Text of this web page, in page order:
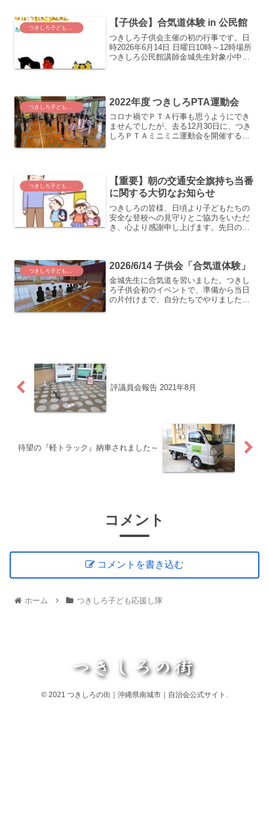
つきしろ子ども応援し隊 【子供会】合気道体験 in 公民館
つきしろ子供会主催の初の行事です。日
時2026年6月14日 日曜日10時～12時場所
つきしろ公民館講師金城先生対象小中学
2022年度 つきしろPTA運動会
コロナ禍でＰＴＡ行事も思うようにでき
ませんでしたが、去る12月30日に、つき
しろＰＴＡミニミニ運動会を開催するこ
の定番、玉入れ・パン...
つきしろ子ども応援し隊
【重要】朝の交通安全旗持ち当番
に関する大切なお知らせ
つきしろの皆様、日頃より子どもたちの
安全な登校への見守りとご協力をいただ
き、心より感謝申し上げます。先日の総
の課題であった「朝の交通...
つきしろ子ども応援し隊 2026/6/14 子供会「合気道体験」
金城先生に合気道を習いました。つきし
ろ子供会初のイベントで、準備から当日
の片付けまで、自分たちでやりました。
評議員会報告 2021年8月
待望の『軽トラック』納車されました～
コメント
コメントを書き込む
ホーム つきしろ子ども応援し隊
© 2021 つきしろの街｜沖縄県南城市｜自治会公式サイト.